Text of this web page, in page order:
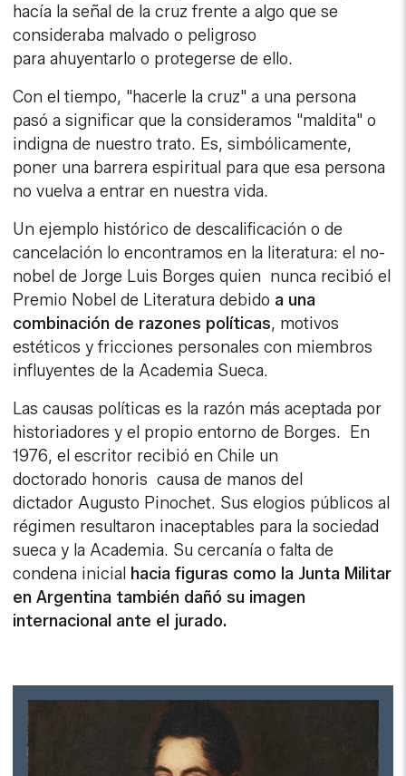
hacía la señal de la cruz frente a algo que se
consideraba malvado o peligroso
para ahuyentarlo o protegerse de ello.
Con el tiempo, "hacerle la cruz" a una persona
pasó a significar que la consideramos "maldita" o
indigna de nuestro trato. Es, simbólicamente,
poner una barrera espiritual para que esa persona
no vuelva a entrar en nuestra vida.
Un ejemplo histórico de descalificación o de
cancelación lo encontramos en la literatura: el no-
nobel de Jorge Luis Borges quien nunca recibió el
Premio Nobel de Literatura debido a una
combinación de razones políticas, motivos
estéticos y fricciones personales con miembros
influyentes de la Academia Sueca.
Las causas políticas es la razón más aceptada por
historiadores y el propio entorno de Borges. En
1976, el escritor recibió en Chile un
doctorado honoris causa de manos del
dictador Augusto Pinochet. Sus elogios públicos al
régimen resultaron inaceptables para la sociedad
sueca y la Academia. Su cercanía o falta de
condena inicial hacia figuras como la Junta Militar
en Argentina también dañó su imagen
internacional ante el jurado.